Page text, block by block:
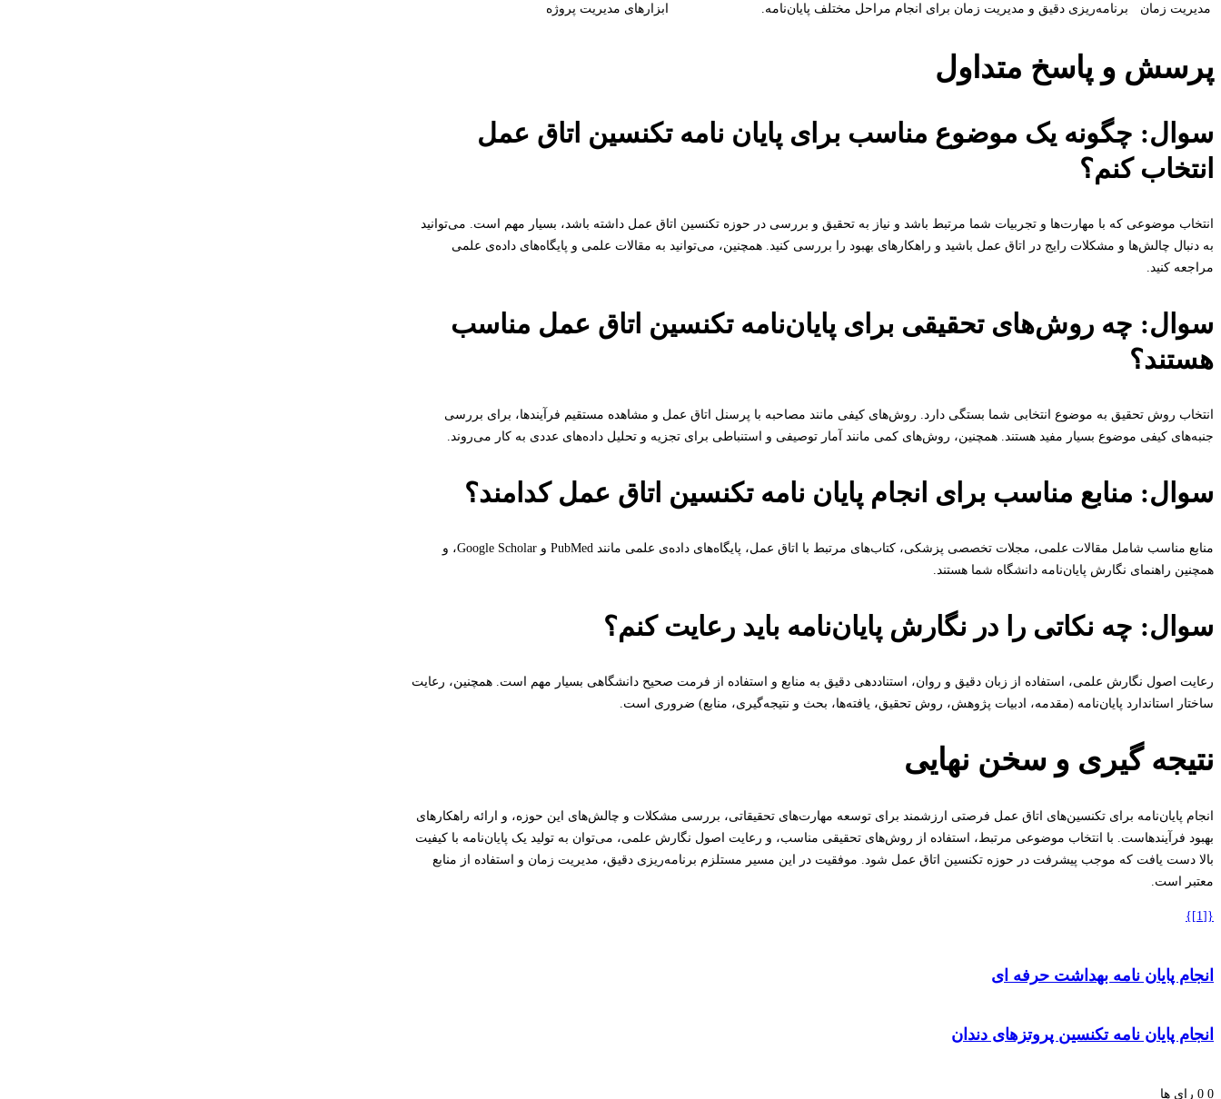
مدیریت زمان برنامه‌ریزی دقیق و مدیریت زمان برای انجام مراحل مختلف پایان‌نامه. ابزارهای مدیریت پروژه
پرسش و پاسخ متداول
سوال: چگونه یک موضوع مناسب برای پایان نامه تکنسین اتاق عمل
انتخاب کنم؟
انتخاب موضوعی که با مهارت‌ها و تجربیات شما مرتبط باشد و نیاز به تحقیق و بررسی در حوزه تکنسین اتاق عمل داشته باشد، بسیار مهم است. می‌توانید
به دنبال چالش‌ها و مشکلات رایج در اتاق عمل باشید و راهکارهای بهبود را بررسی کنید. همچنین، می‌توانید به مقالات علمی و پایگاه‌های داده‌ی علمی
مراجعه کنید.
سوال: چه روش‌های تحقیقی برای پایان‌نامه تکنسین اتاق عمل مناسب
هستند؟
انتخاب روش تحقیق به موضوع انتخابی شما بستگی دارد. روش‌های کیفی مانند مصاحبه با پرسنل اتاق عمل و مشاهده مستقیم فرآیندها، برای بررسی
جنبه‌های کیفی موضوع بسیار مفید هستند. همچنین، روش‌های کمی مانند آمار توصیفی و استنباطی برای تجزیه و تحلیل داده‌های عددی به کار می‌روند.
سوال: منابع مناسب برای انجام پایان نامه تکنسین اتاق عمل کدامند؟
منابع مناسب شامل مقالات علمی، مجلات تخصصی پزشکی، کتاب‌های مرتبط با اتاق عمل، پایگاه‌های داده‌ی علمی مانند PubMed و Google Scholar، و
همچنین راهنمای نگارش پایان‌نامه دانشگاه شما هستند.
سوال: چه نکاتی را در نگارش پایان‌نامه باید رعایت کنم؟
رعایت اصول نگارش علمی، استفاده از زبان دقیق و روان، استناددهی دقیق به منابع و استفاده از فرمت صحیح دانشگاهی بسیار مهم است. همچنین، رعایت
ساختار استاندارد پایان‌نامه (مقدمه، ادبیات پژوهش، روش تحقیق، یافته‌ها، بحث و نتیجه‌گیری، منابع) ضروری است.
نتیجه گیری و سخن نهایی
انجام پایان‌نامه برای تکنسین‌های اتاق عمل فرصتی ارزشمند برای توسعه مهارت‌های تحقیقاتی، بررسی مشکلات و چالش‌های این حوزه، و ارائه راهکارهای
بهبود فرآیندهاست. با انتخاب موضوعی مرتبط، استفاده از روش‌های تحقیقی مناسب، و رعایت اصول نگارش علمی، می‌توان به تولید یک پایان‌نامه با کیفیت
بالا دست یافت که موجب پیشرفت در حوزه تکنسین اتاق عمل شود. موفقیت در این مسیر مستلزم برنامه‌ریزی دقیق، مدیریت زمان و استفاده از منابع
معتبر است.
{[1]}
انجام پایان نامه بهداشت حرفه ای
انجام پایان نامه تکنسین پروتزهای دندان
0
0 رای ها